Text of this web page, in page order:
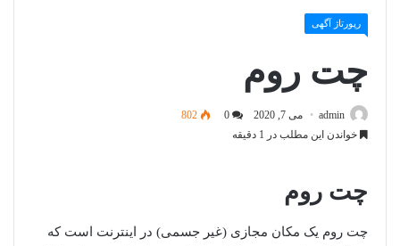
رپورتاژ آگهی
چت روم
admin می 7, 2020
802
خواندن این مطلب در 1 دقیقه
چت روم
چت روم یک مکان مجازی (غیر جسمی) در اینترنت است که